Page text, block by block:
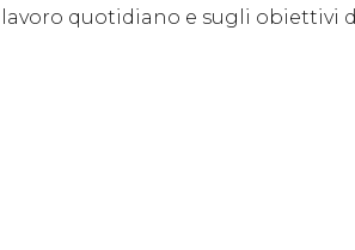
lavoro quotidiano e sugli obiettivi